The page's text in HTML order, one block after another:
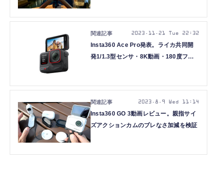
Insta360 Ace Pro発表。ライカ共同開
発1/1.3型センサ・8K動画・180度フリ
2023.11.21 Tue 22:32
Insta360 GO 3動画レビュー。親指サイ
ズアクションカムのブレなさ加減を検証
2023.8.9 Wed 11:14